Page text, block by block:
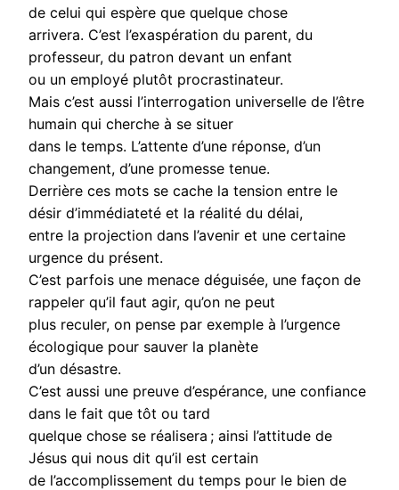
de celui qui espère que quelque chose
arrivera. C’est l’exaspération du parent, du
professeur, du patron devant un enfant
ou un employé plutôt procrastinateur.
Mais c’est aussi l’interrogation universelle de l’être
humain qui cherche à se situer
dans le temps. L’attente d’une réponse, d’un
changement, d’une promesse tenue.
Derrière ces mots se cache la tension entre le
désir d’immédiateté et la réalité du délai,
entre la projection dans l’avenir et une certaine
urgence du présent.
C’est parfois une menace déguisée, une façon de
rappeler qu’il faut agir, qu’on ne peut
plus reculer, on pense par exemple à l’urgence
écologique pour sauver la planète
d’un désastre.
C’est aussi une preuve d’espérance, une confiance
dans le fait que tôt ou tard
quelque chose se réalisera ; ainsi l’attitude de
Jésus qui nous dit qu’il est certain
de l’accomplissement du temps pour le bien de